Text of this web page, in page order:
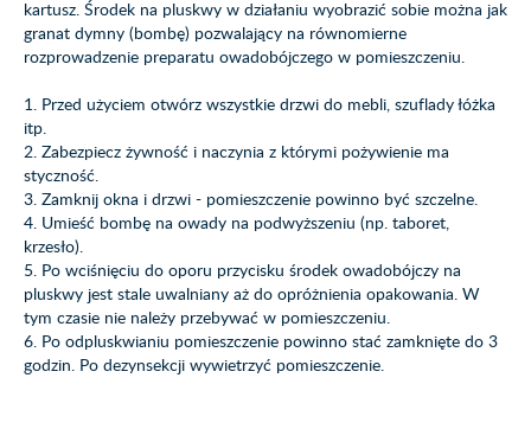
kartusz. Środek na pluskwy w działaniu wyobrazić sobie można jak
granat dymny (bombę) pozwalający na równomierne
rozprowadzenie preparatu owadobójczego w pomieszczeniu.
1. Przed użyciem otwórz wszystkie drzwi do mebli, szuflady łóżka
itp.
2. Zabezpiecz żywność i naczynia z którymi pożywienie ma
styczność.
3. Zamknij okna i drzwi - pomieszczenie powinno być szczelne.
4. Umieść bombę na owady na podwyższeniu (np. taboret,
krzesło).
5. Po wciśnięciu do oporu przycisku środek owadobójczy na
pluskwy jest stale uwalniany aż do opróżnienia opakowania. W
tym czasie nie należy przebywać w pomieszczeniu.
6. Po odpluskwianiu pomieszczenie powinno stać zamknięte do 3
godzin. Po dezynsekcji wywietrzyć pomieszczenie.